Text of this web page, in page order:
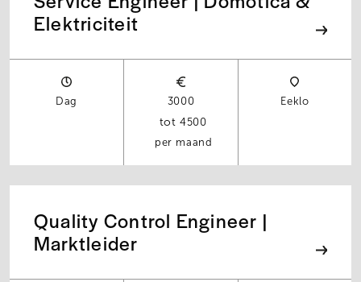
Elektriciteit
Dag
3000
4500
per maand
Eeklo
Quality Control Engineer |
Marktleider